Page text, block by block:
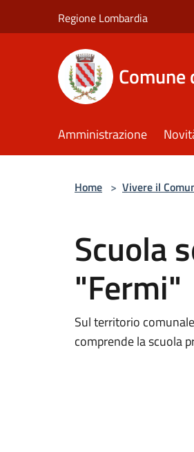
Regione Lombardia
Amministrazione
Home > Vivere il
Scuola
"Fermi"
Sul territorio
comprende la scuola